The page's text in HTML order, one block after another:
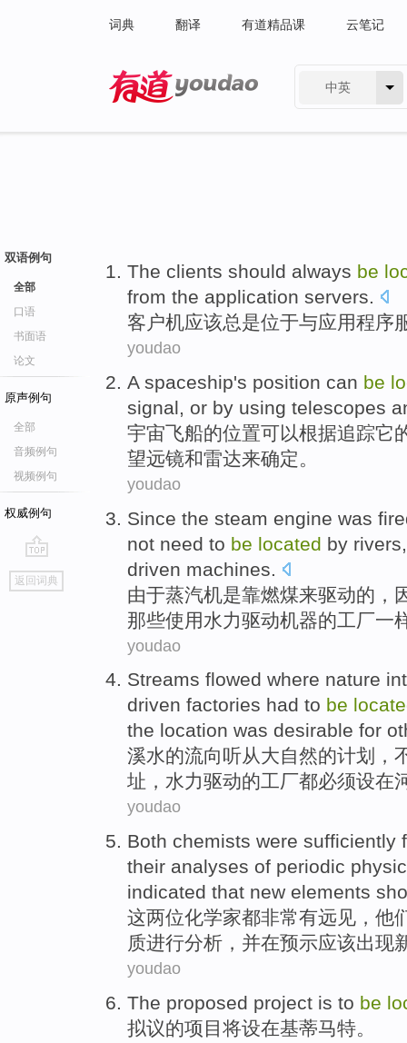
词典 翻译 有道精品课 云笔记
中英
双语例句
全部
口语
书面语
论文
原声例句
全部
音频例句
视频例句
权威例句
go
top
返回词典
The clients should always be
from the application servers.
客户机应该总是位于与应用程序
youdao
A spaceship's position can be
signal, or by using telescopes
宇宙飞船的位置可以根据追踪它
望远镜和雷达来确定。
youdao
Since the steam engine was
not need to be located by rivers
driven machines
由于蒸汽机是靠燃煤来驱动的，
那些使用水力驱动机器的工厂一
youdao
Streams flowed where nature
driven factories had to be
the location was desirable for
溪水的流向听从大自然的计划，
址 ， 水力驱动的工厂都必须设在
youdao
Both chemists were sufficiently
their analyses of periodic
indicated that new elements
这两位化学家都非常有远见， 他
质进行分析 ，并在预示应该出现
youdao
The proposed project is to be
拟议的项目将设在基蒂马特。